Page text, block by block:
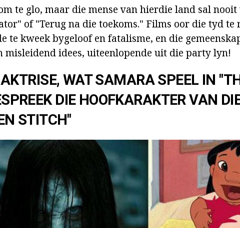
te glo, maar die mense van hierdie land sal nooit
of "Terug na die toekoms." Films oor die tyd te
te kweek bygeloof en fatalisme, en die
misleidend idees, uiteenlopende uit die party lyn!
WAT SAMARA SPEEL IN
DIE HOOFKARAKTER VAN
STITCH"